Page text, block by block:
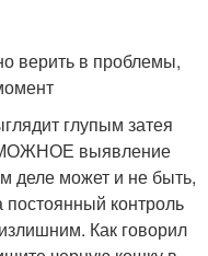
верить в проблемы,
глупым затея
выявление
деле может и не быть,
постоянный контроль
Как говорил